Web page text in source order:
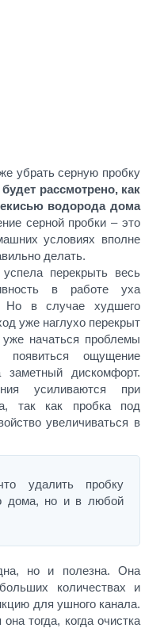
убрать серную пробку
рассмотрено, как
водорода дома
серной пробки – это
условиях вполне
делать.
перекрыть весь
в работе уха
Но в случае худшего
уже наглухо перекрыт
начаться проблемы
ощущение
дискомфорт.
усиливаются при
так как пробка под
увеличиваться в
удалить пробку
дома, но и в любой
но и полезна. Она
количествах и
для ушного канала.
тогда, когда очистка